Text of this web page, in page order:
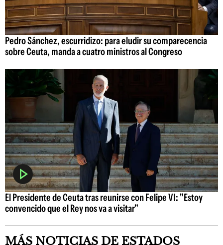
Pedro Sánchez, escurridizo: para eludir su comparecencia
sobre Ceuta, manda a cuatro ministros al Congreso
El Presidente de Ceuta tras reunirse con Felipe VI: "Estoy
convencido que el Rey nos va a visitar"
MÁS NOTICIAS DE ESTADOS